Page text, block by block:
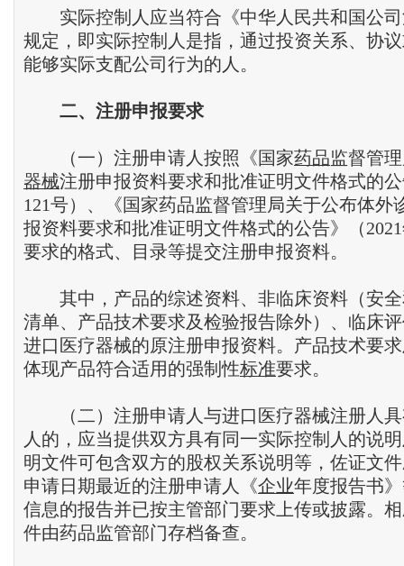
实际控制人应当符合《中华人民共和国公司
规定，即实际控制人是指，通过投资关系、协
能够实际支配公司行为的人。
二、注册申报要求
（一）注册申请人按照《国家药品监督管
器械注册申报资料要求和批准证明文件格式的
121号）、《国家药品监督管理局关于公布体外
报资料要求和批准证明文件格式的公告》（
要求的格式、目录等提交注册申报资料。
其中，产品的综述资料、非临床资料（安全
清单、产品技术要求及检验报告除外）、临床
进口医疗器械的原注册申报资料。产品技术要
体现产品符合适用的强制性标准要求。
（二）注册申请人与进口医疗器械注册人具
人的，应当提供双方具有同一实际控制人的说
明文件可包含双方的股权关系说明等，佐证文
申请日期最近的注册申请人《企业年度报告书
信息的报告并已按主管部门要求上传或披露。
件由药品监管部门存档备查。